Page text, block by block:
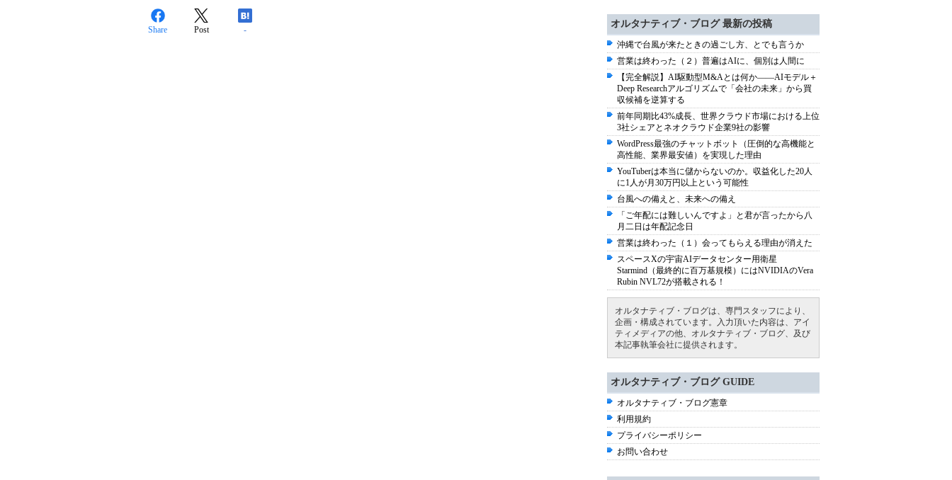
Share Post -
オルタナティブ・ブログ 最新の投稿
沖縄で台風が来たときの過ごし方、とでも言うか
営業は終わった（２）普遍はAIに、個別は人間に
【完全解説】AI駆動型M&Aとは何か――AIモデル＋
Deep Researchアルゴリズムで「会社の未来」から買
収候補を逆算する
前年同期比43%成長、世界クラウド市場における上位
3社シェアとネオクラウド企業9社の影響
WordPress最強のチャットボット（圧倒的な高機能と
高性能、業界最安値）を実現した理由
YouTuberは本当に儲からないのか。収益化した20人
に1人が月30万円以上という可能性
台風への備えと、未来への備え
「ご年配には難しいんですよ」と君が言ったから八
月二日は年配記念日
営業は終わった（１）会ってもらえる理由が消えた
スペースXの宇宙AIデータセンター用衛星
Starmind（最終的に百万基規模）にはNVIDIAのVera
Rubin NVL72が搭載される！
オルタナティブ・ブログは、専門スタッフにより、
企画・構成されています。入力頂いた内容は、アイ
ティメディアの他、オルタナティブ・ブログ、及び
本記事執筆会社に提供されます。
オルタナティブ・ブログ GUIDE
オルタナティブ・ブログ憲章
利用規約
プライバシーポリシー
お問い合わせ